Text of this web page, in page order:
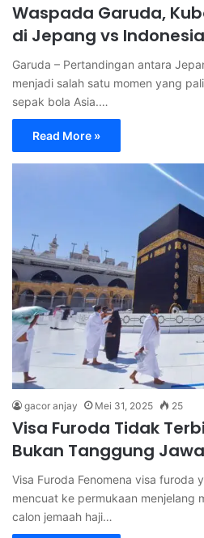
Waspada Garuda,
di Jepang vs Indonesia
Garuda – Pertandingan antara
menjadi salah satu momen yang
sepak bola Asia.…
Read More »
gacor anjay Mei 31, 2025 25
Visa Furoda Tidak
Bukan Tanggung
Visa Furoda Fenomena visa furoda
mencuat ke permukaan menjelang
calon jemaah haji…